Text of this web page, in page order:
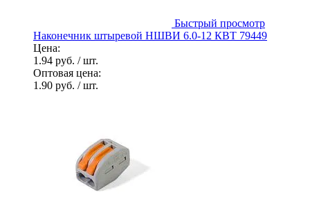
Быстрый просмотр
Наконечник штыревой НШВИ 6.0-12 КВТ 79449
Цена:
1.94 руб. / шт.
Оптовая цена:
1.90 руб. / шт.